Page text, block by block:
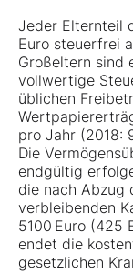
Jeder Elternteil
Euro steuerfrei
Großeltern sind
vollwertige
üblichen
pro Jahr (2018:
Die
endgültig
die nach Abzug
verbleibenden
5100 Euro (425
endet die
gesetzlichen